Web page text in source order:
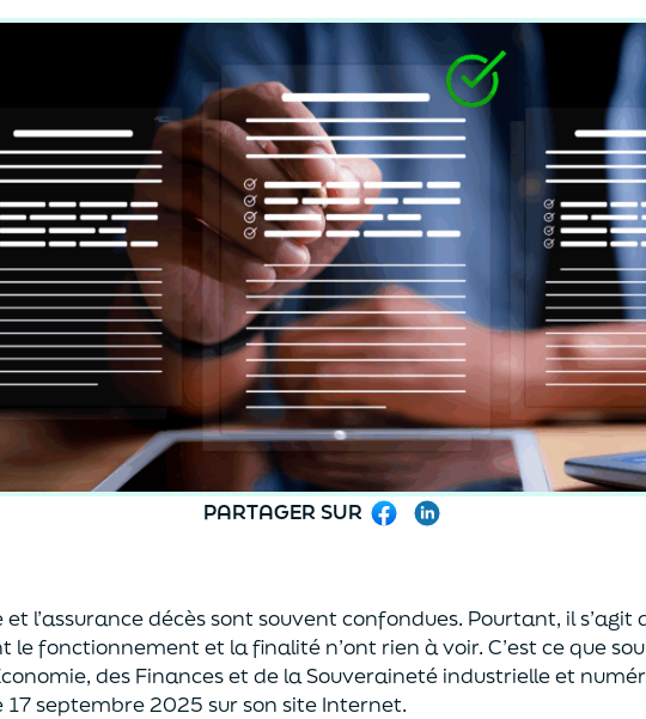
PARTAGER SUR Facebook
et l’assurance décès sontsouventconfondues. Pourtant, il s’agit
le fonctionnement et la finalité n’ont rien à voir. C’est ce que
conomie, des Financeset de la Souveraineté industrielle et
17 septembre 2025 sur son site Internet.